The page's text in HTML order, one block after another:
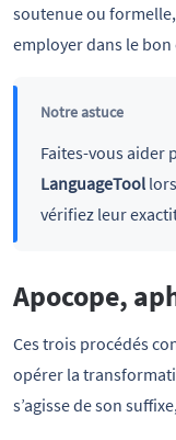
soutenue ou
employer dans le bon
Notre astuce
Faites-vous aider
LanguageToollors
vérifiez leur
Apocope,
Ces trois procédés
opérer la
s’agisse de son